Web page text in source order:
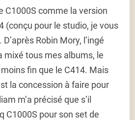
C1000S comme la version
(conçu pour le studio, je vous
Robin Mory, l’ingé
mixé tous mes albums, le
fin que le C414. Mais
la concession à faire pour
m’a précisé que s’il
C1000S pour son set de